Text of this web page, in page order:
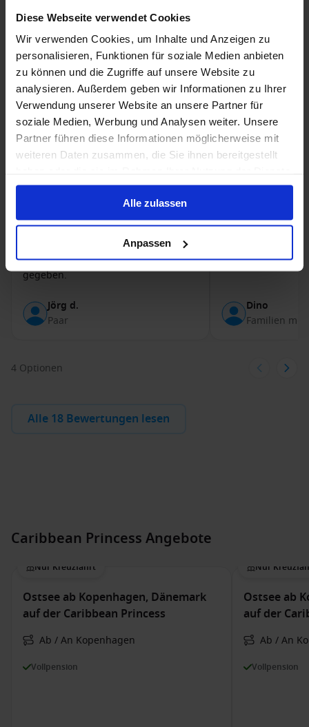
Diese Webseite verwendet Cookies
Wir verwenden Cookies, um Inhalte und Anzeigen zu
personalisieren, Funktionen für soziale Medien anbieten
zu können und die Zugriffe auf unsere Website zu
analysieren. Außerdem geben wir Informationen zu Ihrer
Verwendung unserer Website an unsere Partner für
soziale Medien, Werbung und Analysen weiter. Unsere
Partner führen diese Informationen möglicherweise mit
weiteren Daten zusammen, die Sie ihnen bereitgestellt
gesammelt haben.
Alle zulassen
Anpassen
11 Tage • Balkonkabine (Kat. BA): •
Abfahrt: 10.8.2018
Vorteile
Sauberkeit, Größe der Kabine,
großzügiger Außendecks mit vielen
Das Angebot im Büffetrestaurant war
nicht abwechslungsreich genug.
Nicht genügend frisches Obst und
Gemüse. Die Vielfalt war nicht
gegeben.
Jörg d.
Paar
8 Tage
Abfahrt: 5.19.2018
Vorteile
exclusives Essen,
Schwächen
Dino
Familien mit
4 Optionen
Alle 18 Bewertungen lesen
Caribbean Princess Angebote
Nur Kreuzfahrt
Ostsee ab Kopenhagen, Dänemark
auf der Caribbean Princess
Ab / An Kopenhagen
Vollpension
Nur
Ostsee ab
auf der
Ab / An
Vollpension